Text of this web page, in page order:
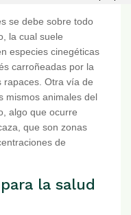
se debe sobre todo
la cual suele
especies cinegéticas
carroñeadas por la
rapaces. Otra vía de
mismos animales del
algo que ocurre
que son zonas
de
la salud